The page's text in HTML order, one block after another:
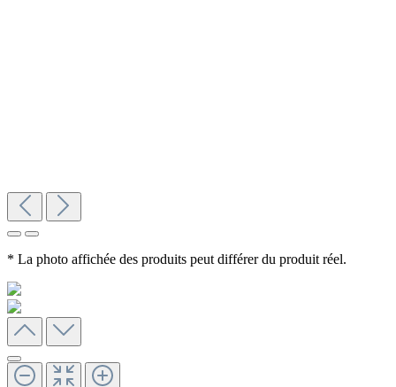
* La photo affichée des produits peut différer du produit réel.